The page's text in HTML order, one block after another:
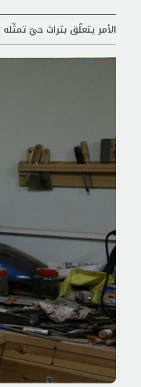
الأمر يتعلّق بتراث حيّ تمثّله